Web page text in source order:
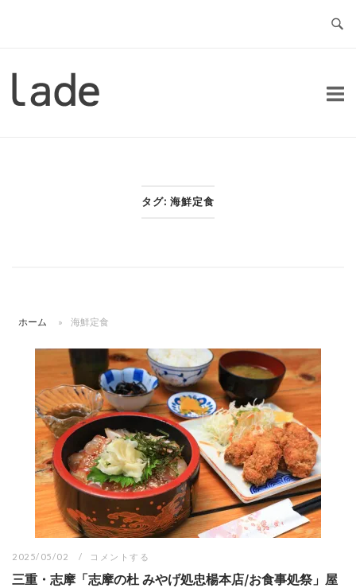
ー
タグ: 海鮮定食
ホーム » 海鮮定食
2025/05/02 コメントする
三重・志摩「志摩の杜 みやげ処忠楊本店/お食事処祭」屋